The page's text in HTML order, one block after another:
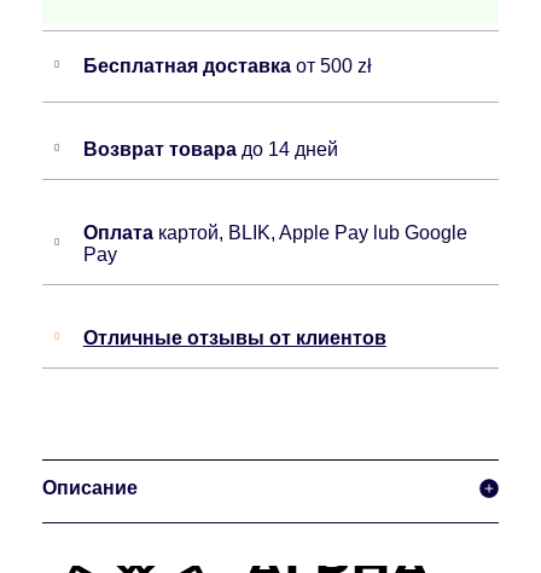
Бесплатная доставка от 500 zł
Возврат товара до 14 дней
Оплата картой, BLIK, Apple Pay lub Google
Pay
Отличные отзывы от клиентов
Описание